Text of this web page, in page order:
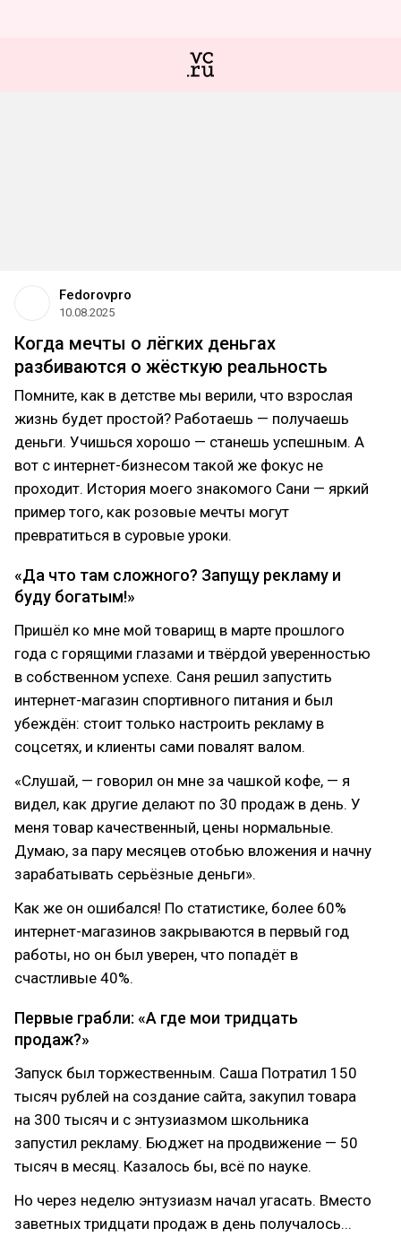
Fedorovpro
10.08.2025
Когда мечты о лёгких деньгах
разбиваются о жёсткую реальность
Помните, как в детстве мы верили, что взрослая
жизнь будет простой? Работаешь — получаешь
деньги. Учишься хорошо — станешь успешным. А
вот с интернет-бизнесом такой же фокус не
проходит. История моего знакомого Сани — яркий
пример того, как розовые мечты могут
превратиться в суровые уроки.
«Да что там сложного? Запущу рекламу и
буду богатым!»
Пришёл ко мне мой товарищ в марте прошлого
года с горящими глазами и твёрдой уверенностью
в собственном успехе. Саня решил запустить
интернет-магазин спортивного питания и был
убеждён: стоит только настроить рекламу в
соцсетях, и клиенты сами повалят валом.
«Слушай, — говорил он мне за чашкой кофе, — я
видел, как другие делают по 30 продаж в день. У
меня товар качественный, цены нормальные.
Думаю, за пару месяцев отобью вложения и начну
зарабатывать серьёзные деньги».
Как же он ошибался! По статистике, более 60%
интернет-магазинов закрываются в первый год
работы, но он был уверен, что попадёт в
счастливые 40%.
Первые грабли: «А где мои тридцать
продаж?»
Запуск был торжественным. Саша Потратил 150
тысяч рублей на создание сайта, закупил товара
на 300 тысяч и с энтузиазмом школьника
запустил рекламу. Бюджет на продвижение — 50
тысяч в месяц. Казалось бы, всё по науке.
Но через неделю энтузиазм начал угасать. Вместо
заветных тридцати продаж в день получалось...